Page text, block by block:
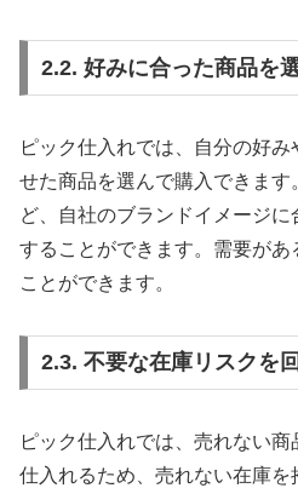
2.2. 好みに合った商品を
ピック仕入れでは、自分の好
せた商品を選んで購入できま
ど、自社のブランドイメージ
することができます。需要が
ことができます。
2.3. 不要な在庫リスクを
ピック仕入れでは、売れない
仕入れるため、売れない在庫を